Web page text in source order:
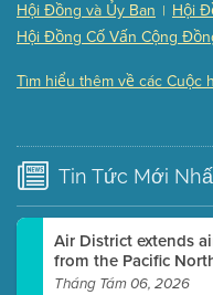
Presentation
Meeting
Submit a
Watch for
Hội Đồng và Ủy Ban | Hội
Hội Đồng Cố Vấn Cộng
Tìm hiểu thêm về các Cuộc
Tin Tức Mới
Air District extends
from the Pacific
Tháng Tám 06, 2026